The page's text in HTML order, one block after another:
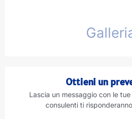
Ottieni un
Lascia un messaggio con le
consulenti ti